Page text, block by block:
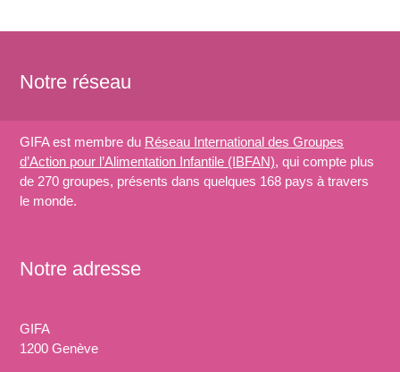
Notre réseau
GIFA est membre du Réseau International des Groupes
d’Action pour l’Alimentation Infantile (IBFAN), qui compte plus
de 270 groupes, présents dans quelques 168 pays à travers
le monde.
Notre adresse
GIFA
1200 Genève